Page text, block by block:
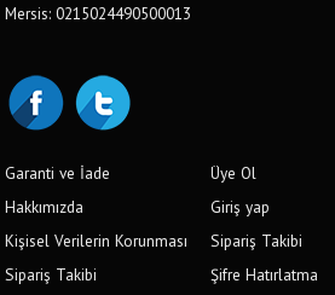
Mersis: 0215024490500013
Garanti ve İade
Hakkımızda
Kişisel Verilerin Korunması
Sipariş Takibi
Üye Ol
Giriş yap
Sipariş Takibi
Şifre Hatırlatma